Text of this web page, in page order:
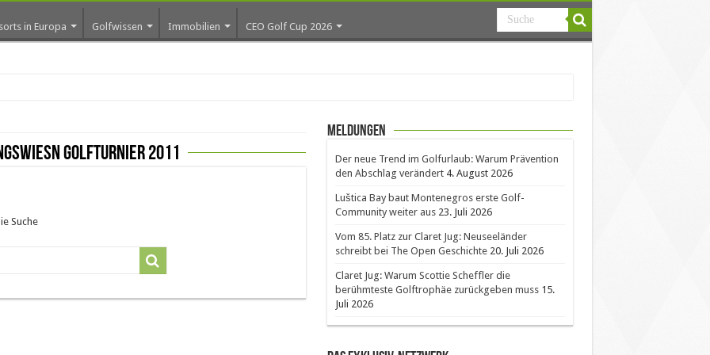
in Europa Golfwissen Immobilien CEO Golf Cup 2026
golfturnier 2011
Suche
Meldungen
Der neue Trend im Golfurlaub: Warum Prävention
den Abschlag verändert 4. August 2026
Luštica Bay baut Montenegros erste Golf-
Community weiter aus 23. Juli 2026
Vom 85. Platz zur Claret Jug: Neuseeländer
schreibt bei The Open Geschichte 20. Juli 2026
Claret Jug: Warum Scottie Scheffler die
berühmteste Golftrophäe zurückgeben muss 15.
Juli 2026